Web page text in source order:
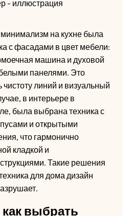
на кухне была
с фасадами в цвет мебели:
машина и духовой
панелями. Это
чистоту линий и визуальный
в интерьере в
была выбрана техника с
и открытыми
что гармонично
кладкой и
Такие решения
для дома дизайн
выбрать